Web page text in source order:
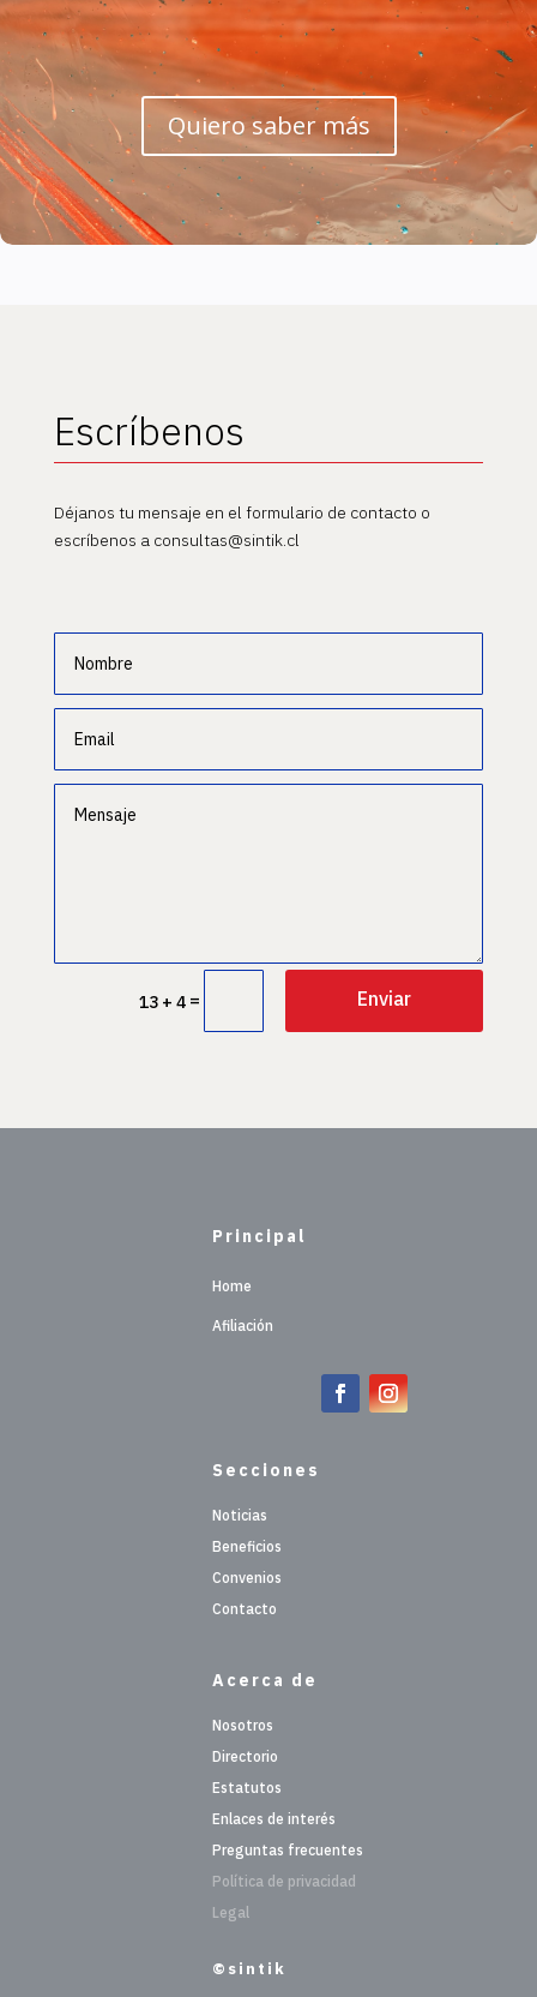
Quiero saber más
Escríbenos
Déjanos tu mensaje en el formulario de contacto o
escríbenos a consultas@sintik.cl
13 + 4 = Enviar
Principal
Home
Afiliación
Secciones
Noticias
Beneficios
Convenios
Contacto
Acerca de
Nosotros
Directorio
Estatutos
Enlaces de interés
Preguntas frecuentes
Política de privacidad
Legal
©sintik